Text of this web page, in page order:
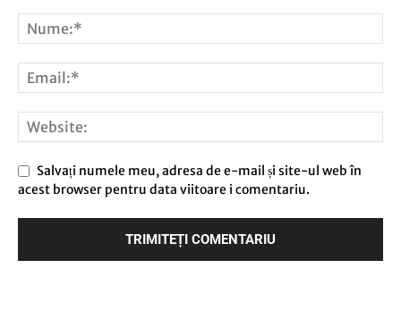
Salvați numele meu, adresa de e-mail și site-ul web în
acest browser pentru data viitoare i comentariu.